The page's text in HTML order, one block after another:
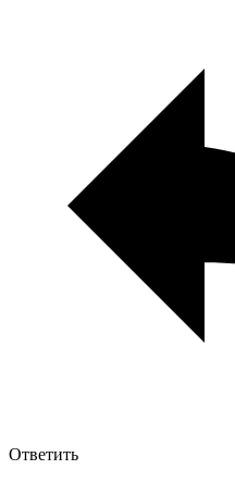
Ответить